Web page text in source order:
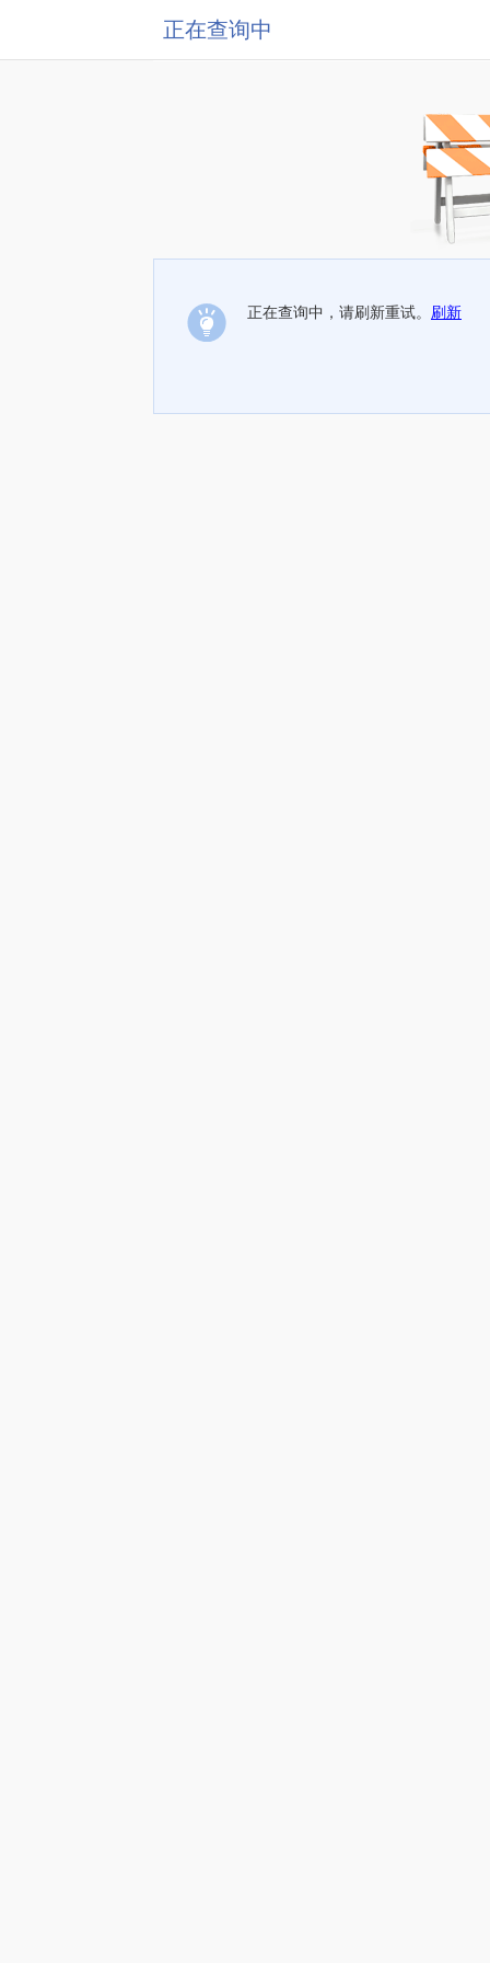
正在查询中
正在查询中，请刷新重试。 刷新